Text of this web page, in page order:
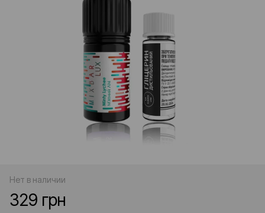
Нет в наличии
329 грн